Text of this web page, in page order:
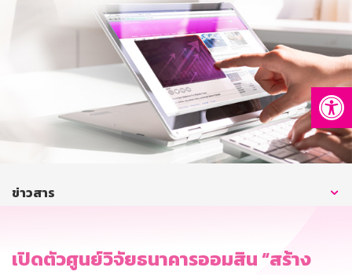
การพัฒนาที่ยั่งยืน
บริการทางการเงิน
ติดต่อเรา
บริการออนไลน์
ข่าวสาร
เปิดตัวศูนย์วิจัยธนาคารออมสิน “สร้าง